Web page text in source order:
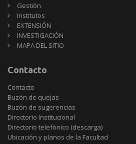
Gestión
Institutos
EXTENSIÓN
INVESTIGACIÓN
MAPA DEL SITIO
Contacto
Contacto
Buzón de quejas
Buzón de sugerencias
Directorio Institucional
Directorio telefónico (descarga)
Ubicación y planos de la Facultad